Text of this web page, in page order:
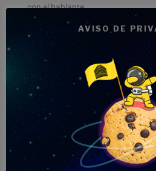
con el hablante.
Importancia de esta Estructura
El uso de «C’est» con un
adjetivo posesivo seguido de un
es crucial en varios aspectos:
Claridad y Especificidad:Ayuda a
hablantes a ser más específicos y
en su comunicación.
Enriquecimiento del Lenguaje:
AVISO DE